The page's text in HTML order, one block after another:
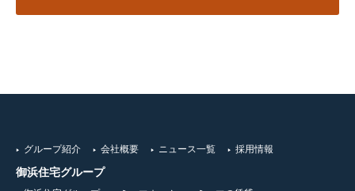
グループ紹介 会社概要 ニュース一覧 採用情報
御浜住宅グループ